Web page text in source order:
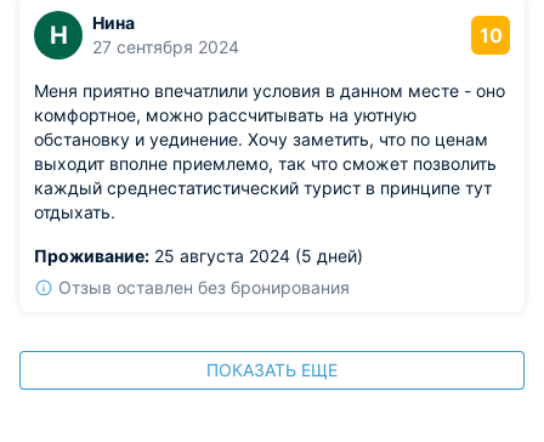
Н
Нина
27 сентября 2024
10
Меня приятно впечатлили условия в данном месте - оно
комфортное, можно рассчитывать на уютную
обстановку и уединение. Хочу заметить, что по ценам
выходит вполне приемлемо, так что сможет позволить
каждый среднестатистический турист в принципе тут
отдыхать.
Проживание: 25 августа 2024 (5 дней)
Отзыв оставлен без бронирования
ПОКАЗАТЬ ЕЩЕ